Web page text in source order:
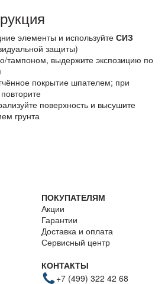
элементы и используйте СИЗ
защиты)
тампоном, выдержите экспозицию по
покрытие шпателем; при
поверхность и высушите
грунта
ПОКУПАТЕЛЯМ
Акции
Гарантии
Доставка и оплата
Сервисный центр
КОНТАКТЫ
+7 (499) 322 42 68